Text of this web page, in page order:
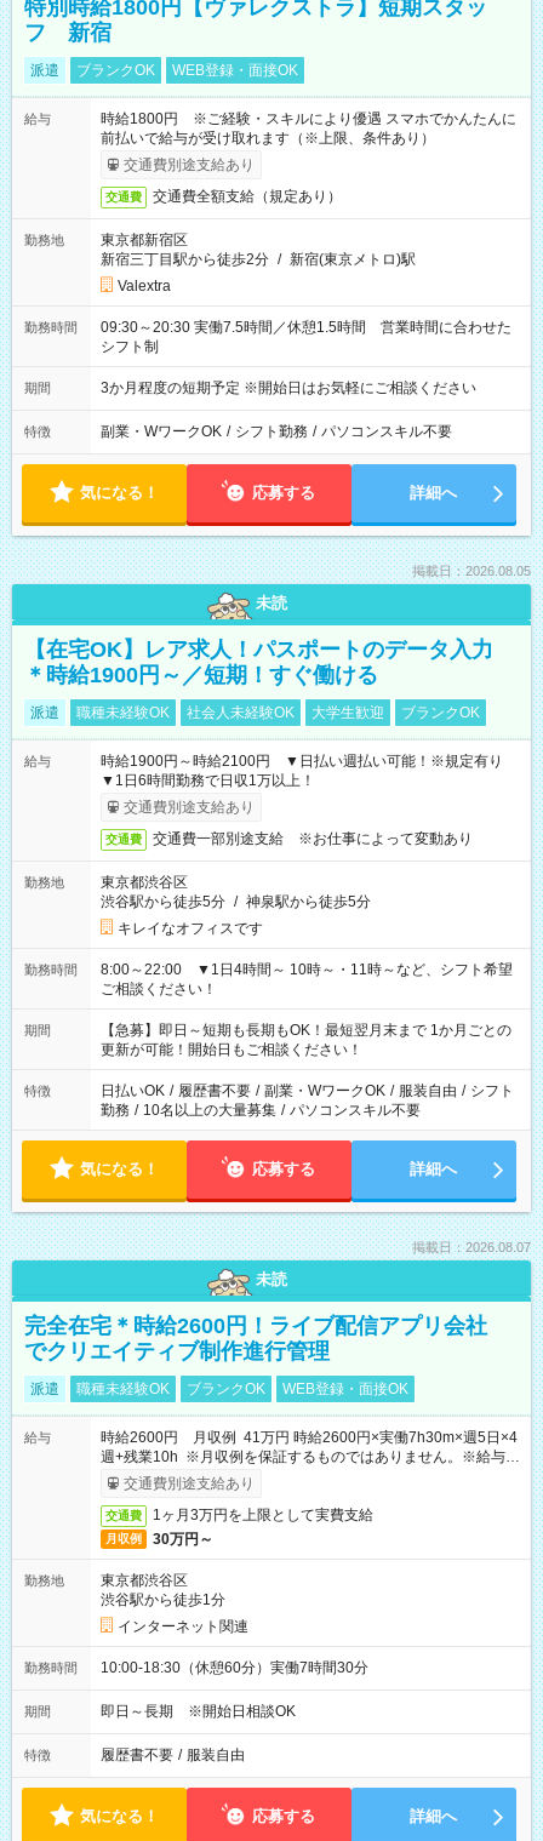
特別時給1800円【ヴァレクストラ】短期スタッ
フ 新宿
派遣 ブランクOK WEB登録・面接OK
給与
時給1800円 ※ご経験・スキルにより優遇 スマホでかんたんに
前払いで給与が受け取れます（※上限、条件あり）
交通費別途支給あり
交通費 交通費全額支給（規定あり）
勤務地
東京都新宿区
新宿三丁目駅から徒歩2分 / 新宿(東京メトロ)駅
Valextra
勤務時間
09:30～20:30 実働7.5時間／休憩1.5時間 営業時間に合わせた
シフト制
期間 3か月程度の短期予定 ※開始日はお気軽にご相談ください
特徴 副業・WワークOK / シフト勤務 / パソコンスキル不要
気になる！ 応募する 詳細へ
掲載日：2026.08.05
未読
【在宅OK】レア求人！パスポートのデータ入力
＊時給1900円～／短期！すぐ働ける
派遣 職種未経験OK 社会人未経験OK 大学生歓迎 ブランクOK
給与
時給1900円～時給2100円 ▼日払い週払い可能！※規定有り
▼1日6時間勤務で日収1万以上！
交通費別途支給あり
交通費 交通費一部別途支給 ※お仕事によって変動あり
勤務地
東京都渋谷区
渋谷駅から徒歩5分 / 神泉駅から徒歩5分
キレイなオフィスです
勤務時間
8:00～22:00 ▼1日4時間～ 10時～・11時～など、シフト希望
ご相談ください！
期間
【急募】即日～短期も長期もOK！最短翌月末まで 1か月ごとの
更新が可能！開始日もご相談ください！
特徴 日払いOK / 履歴書不要 / 副業・WワークOK / 服装自由 / シフト
勤務 / 10名以上の大量募集 / パソコンスキル不要
気になる！ 応募する 詳細へ
掲載日：2026.08.07
未読
完全在宅＊時給2600円！ライブ配信アプリ会社
でクリエイティブ制作進行管理
派遣 職種未経験OK ブランクOK WEB登録・面接OK
給与
時給2600円 月収例 41万円 時給2600円×実働7h30m×週5日×4
週+残業10h ※月収例を保証するものではありません。※給与即
受取りサービス利用可（利用条件有）
交通費別途支給あり
交通費 1ヶ月3万円を上限として実費支給
月収例 30万円～
勤務地
東京都渋谷区
渋谷駅から徒歩1分
インターネット関連
勤務時間 10:00-18:30（休憩60分）実働7時間30分
期間 即日～長期 ※開始日相談OK
特徴 履歴書不要 / 服装自由
気になる！ 応募する 詳細へ